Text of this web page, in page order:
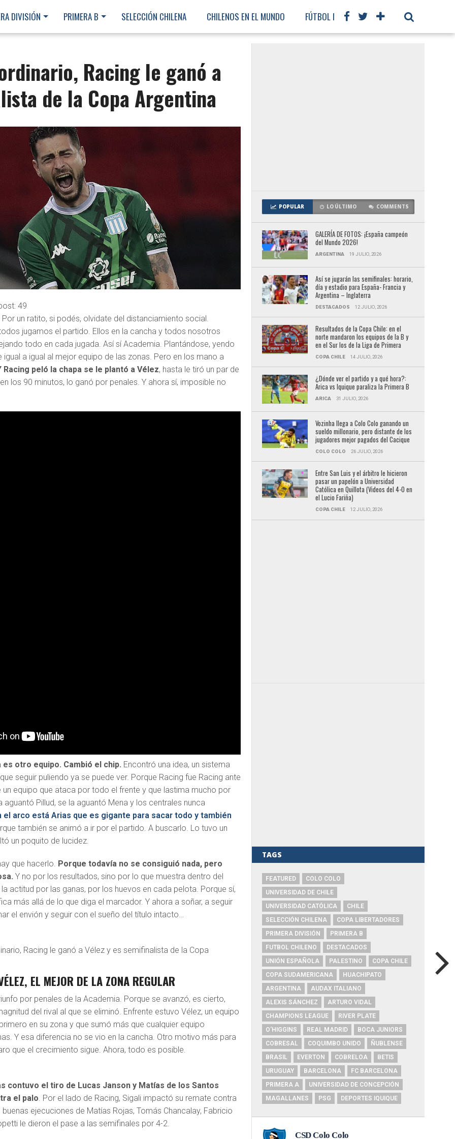
DIVISIÓN PRIMERA B SELECCIÓN CHILENA CHILENOS EN EL MUNDO FÚTBOL INTERNACIONAL
Racing le ganó a
de la Copa Argentina
49
un ratito, si podés, olvidate del distanciamiento social.
jugamos el partido. Ellos en la cancha y todos nosotros
todo en cada jugada. Así sí Academia. Plantándose, yendo
igual a igual al mejor equipo de las zonas. Pero en los mano a
Racing peló la chapa se le plantó a Vélez, hasta le tiró un par de
los 90 minutos, lo ganó por penales. Y ahora sí, imposible no
otro equipo. Cambió el chip. Encontró una idea, un sistema
seguir puliendo ya se puede ver. Porque Racing fue Racing ante
un equipo que ataca por todo el frente y que lastima mucho por
aguantó Pillud, se la aguantó Mena y los centrales nunca
el arco está Arias que es gigante para sacar todo y también
también se animó a ir por el partido. A buscarlo. Lo tuvo un
un poquito de lucidez.
que hacerlo. Porque todavía no se consiguió nada, pero
Y no por los resultados, sino por lo que muestra dentro del
actitud por las ganas, por los huevos en cada pelota. Porque sí,
más allá de lo que diga el marcador. Y ahora a soñar, a seguir
el envión y seguir con el sueño del título intacto…
Racing le ganó a Vélez y es semifinalista de la Copa
EL MEJOR DE LA ZONA REGULAR
por penales de la Academia. Porque se avanzó, es cierto,
del rival al que se eliminó. Enfrente estuvo Vélez, un equipo
en su zona y que sumó más que cualquier equipo
Y esa diferencia no se vio en la cancha. Otro motivo más para
que el crecimiento sigue. Ahora, todo es posible.
contuvo el tiro de Lucas Janson y Matías de los Santos
el palo . Por el lado de Racing, Sigali impactó su remate contra
ejecuciones de Matías Rojas, Tomás Chancalay, Fabricio
le dieron el pase a las semifinales por 4-2.
POPULAR LO ÚLTIMO COMMENTS
GALERÍA DE FOTOS: ¡España campeón
del Mundo 2026!
ARGENTINA 19 JULIO, 2026
Así se jugarán las semifinales: horario,
día y estadio para España- Francia y
Argentina – Inglaterra
DESTACADOS 12 JULIO, 2026
Resultados de la Copa Chile: en el
norte mandaron los equipos de la B y
en el Sur los de la Liga de Primera
COPA CHILE 14 JULIO, 2026
¿Dónde ver el partido y a qué hora?:
Arica vs Iquique paraliza la Primera B
ARICA 31 JULIO, 2026
Vozinha llega a Colo Colo ganando un
sueldo millonario, pero distante de los
jugadores mejor pagados del Cacique
COLO COLO 26 JULIO, 2026
Entre San Luis y el árbitro le hicieron
pasar un papelón a Universidad
Católica en Quillota (Videos del 4-0 en
el Lucio Fariña)
COPA CHILE 12 JULIO, 2026
TAGS
FEATURED
COLO COLO
UNIVERSIDAD DE CHILE
UNIVERSIDAD CATÓLICA
CHILE
SELECCIÓN CHILENA
COPA LIBERTADORES
PRIMERA DIVISIÓN
PRIMERA B
FUTBOL CHILENO
DESTACADOS
UNIÓN ESPAÑOLA
PALESTINO
COPA CHILE
COPA SUDAMERICANA
HUACHIPATO
ARGENTINA
AUDAX ITALIANO
ALEXIS SÁNCHEZ
ARTURO VIDAL
CHAMPIONS LEAGUE
RIVER PLATE
O'HIGGINS
REAL MADRID
BOCA JUNIORS
COBRESAL
COQUIMBO UNIDO
ÑUBLENSE
BRASIL
EVERTON COBRELOA
BETIS
URUGUAY
BARCELONA
FC BARCELONA
PRIMERA A
UNIVERSIDAD DE CONCEPCIÓN
MAGALLANES
PSG DEPORTES IQUIQUE